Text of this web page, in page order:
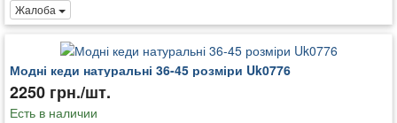
Жалоба
Модні кеди натуральні 36-45 розміри Uk0776
2250 грн./шт.
Есть в наличии